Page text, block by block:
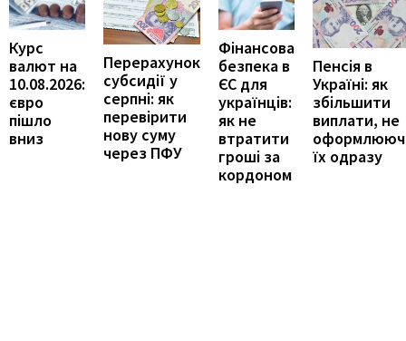
Курс
валют на
10.08.2026:
євро
пішло
вниз
Перерахунок
субсидії у
серпні: як
перевірити
нову суму
через ПФУ
Фінансова
безпека в
ЄС для
українців:
як не
втратити
гроші за
кордоном
Пенсія в
Україні: як
збільшити
виплати, не
їх одразу